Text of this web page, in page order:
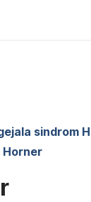
sindrom
Horner